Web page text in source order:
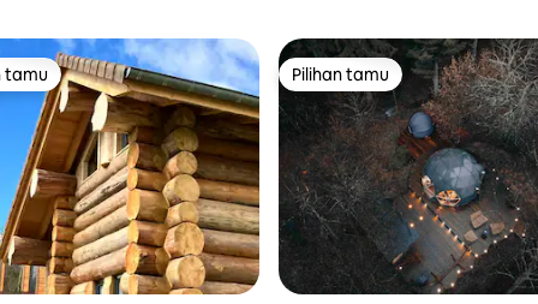
114 ulasan
terpopuler
tamu Pilihan tamu
Pilihan tamu